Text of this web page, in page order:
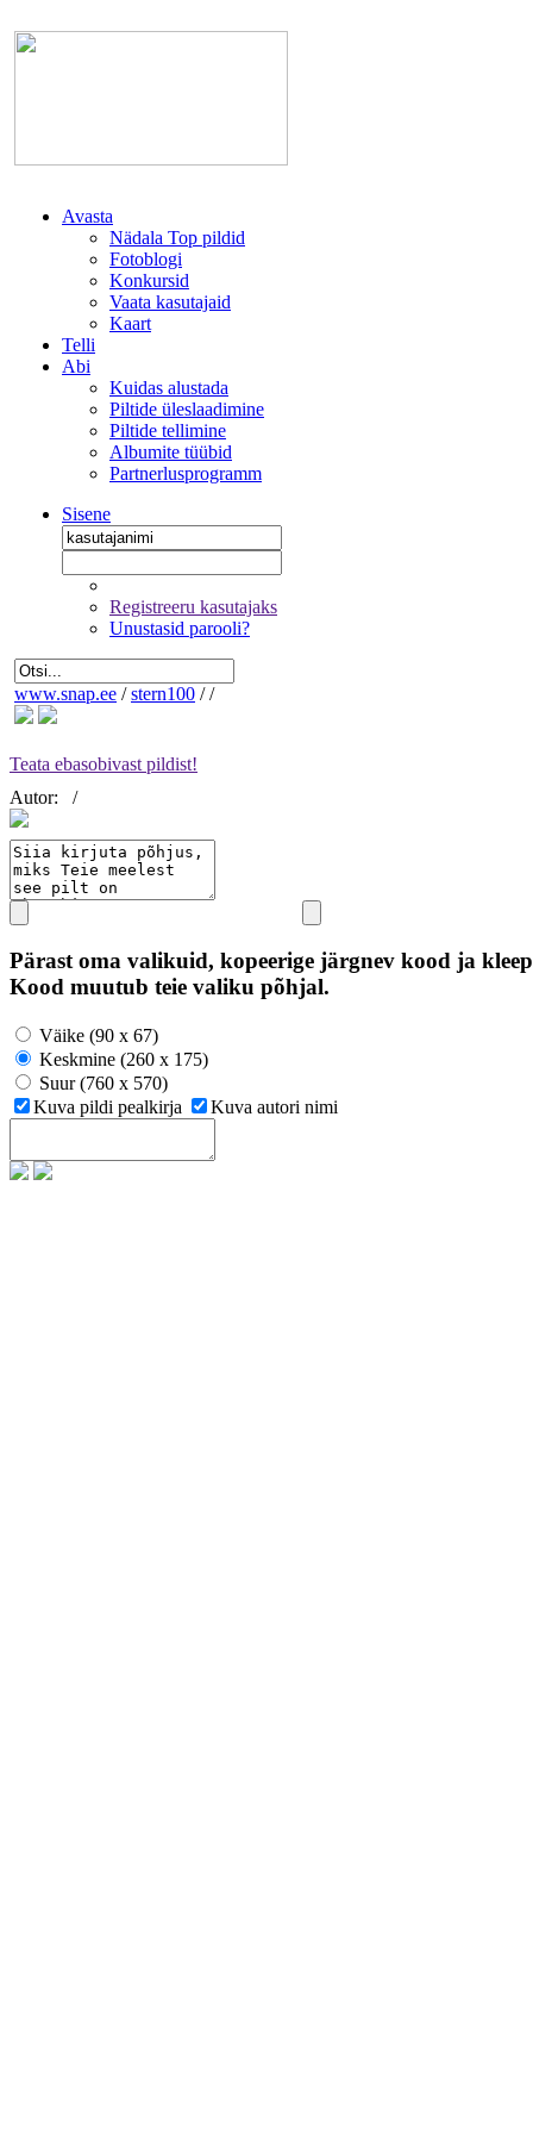
Avasta
Nädala Top pildid
Fotoblogi
Konkursid
Vaata kasutajaid
Kaart
Telli
Abi
Kuidas alustada
Piltide üleslaadimine
Piltide tellimine
Albumite tüübid
Partnerlusprogramm
Sisene
Registreeru kasutajaks
Unustasid parooli?
www.snap.ee / stern100 / /
Teata ebasobivast pildist!
Autor:
/
Pärast oma valikuid, kopeerige järgnev kood ja
Kood muutub teie valiku põhjal.
Väike (90 x 67)
Keskmine (260 x 175)
Suur (760 x 570)
Kuva pildi pealkirja
Kuva autori nimi